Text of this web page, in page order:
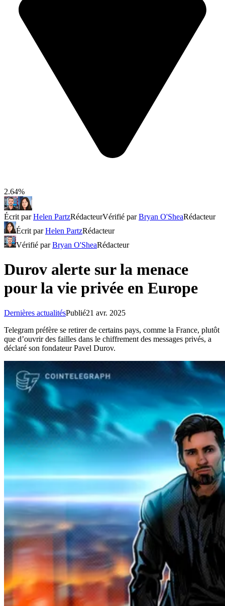
2.64%
Écrit parHelen PartzRédacteurVérifié parBryan O'SheaRédacteur
Écrit parHelen PartzRédacteur
Vérifié parBryan O'SheaRédacteur
Durov alerte sur la menace
pour la vie privée en Europe
Dernières actualitésPublié21 avr. 2025
Telegram préfère se retirer de certains pays, comme la France, plutôt
que d’ouvrir des failles dans le chiffrement des messages privés, a
déclaré son fondateur Pavel Durov.